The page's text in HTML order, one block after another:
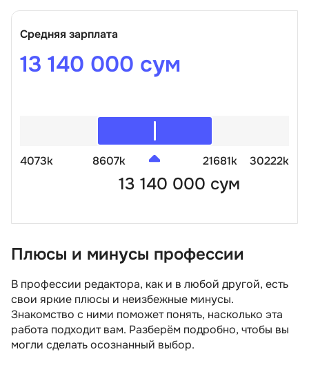
Средняя зарплата
13 140 000 сум
4073k 8607k
13 140 000 сум
21681k 30222k
Плюсы и минусы профессии
В профессии редактора, как и в любой другой, есть
свои яркие плюсы и неизбежные минусы.
Знакомство с ними поможет понять, насколько эта
работа подходит вам. Разберём подробно, чтобы вы
могли сделать осознанный выбор.